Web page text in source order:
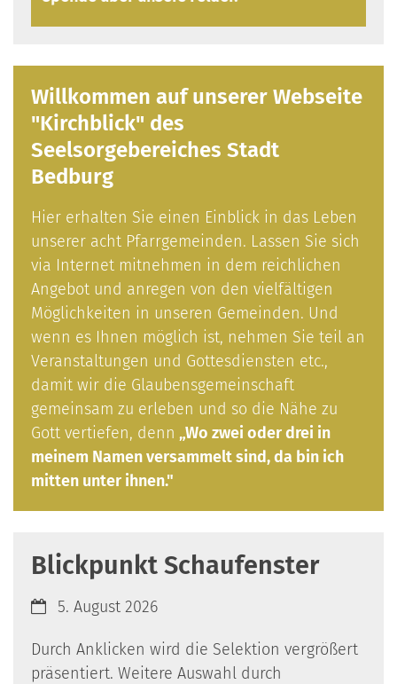
Willkommen auf unserer Webseite
"Kirchblick" des
Seelsorgebereiches Stadt
Bedburg
Hier erhalten Sie einen Einblick in das Leben
unserer acht Pfarrgemeinden. Lassen Sie sich
via Internet mitnehmen in dem reichlichen
Angebot und anregen von den vielfältigen
Möglichkeiten in unseren Gemeinden. Und
wenn es Ihnen möglich ist, nehmen Sie teil an
Veranstaltungen und Gottesdiensten etc.,
damit wir die Glaubensgemeinschaft
gemeinsam zu erleben und so die Nähe zu
Gott vertiefen, denn „Wo zwei oder drei in
meinem Namen versammelt sind, da bin ich
mitten unter ihnen."
Blickpunkt Schaufenster
Datum:5. August 2026
Durch Anklicken wird die Selektion vergrößert
präsentiert. Weitere Auswahl durch